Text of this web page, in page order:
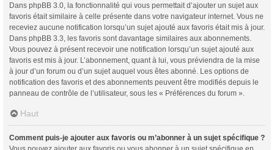
Dans phpBB 3.0, la fonctionnalité qui vous permettait d’ajouter un sujet aux
favoris était similaire à celle présente dans votre navigateur internet. Vous ne
receviez aucune notification lorsqu’un sujet ajouté aux favoris était mis à jour.
Dans phpBB 3.3, les favoris sont davantage similaires aux abonnements.
Vous pouvez à présent recevoir une notification lorsqu’un sujet ajouté aux
favoris est mis à jour. L’abonnement, quant à lui, vous préviendra de la mise
à jour d’un forum ou d’un sujet auquel vous êtes abonné. Les options de
notification des favoris et des abonnements peuvent être modifiés depuis le
panneau de contrôle de l’utilisateur, sous les « Préférences du forum ».
Haut
Comment puis-je ajouter aux favoris ou m’abonner à un sujet spécifique ?